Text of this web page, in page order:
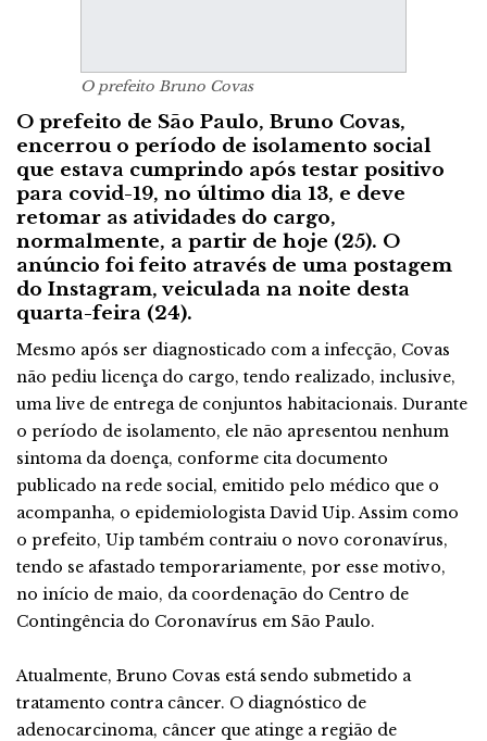
O prefeito Bruno Covas
O prefeito de São Paulo, Bruno Covas,
encerrou o período de isolamento social
que estava cumprindo após testar positivo
para covid-19, no último dia 13, e deve
retomar as atividades do cargo,
normalmente, a partir de hoje (25). O
anúncio foi feito através de uma postagem
do Instagram, veiculada na noite desta
quarta-feira (24).
Mesmo após ser diagnosticado com a infecção, Covas
não pediu licença do cargo, tendo realizado, inclusive,
uma live de entrega de conjuntos habitacionais. Durante
o período de isolamento, ele não apresentou nenhum
sintoma da doença, conforme cita documento
publicado na rede social, emitido pelo médico que o
acompanha, o epidemiologista David Uip. Assim como
o prefeito, Uip também contraiu o novo coronavírus,
tendo se afastado temporariamente, por esse motivo,
no início de maio, da coordenação do Centro de
Contingência do Coronavírus em São Paulo.
Atualmente, Bruno Covas está sendo submetido a
tratamento contra câncer. O diagnóstico de
adenocarcinoma, câncer que atinge a região de